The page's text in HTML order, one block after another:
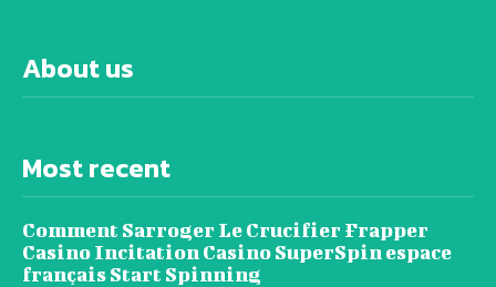
About us
Most recent
Comment Sarroger Le Crucifier Frapper
Casino Incitation Casino SuperSpin espace
français Start Spinning